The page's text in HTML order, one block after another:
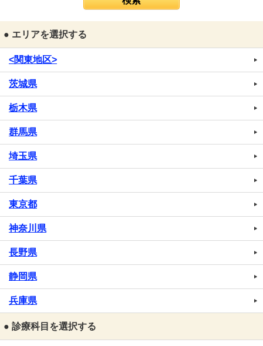
● エリアを選択する
<関東地区>
茨城県
栃木県
群馬県
埼玉県
千葉県
東京都
神奈川県
長野県
静岡県
兵庫県
● 診療科目を選択する